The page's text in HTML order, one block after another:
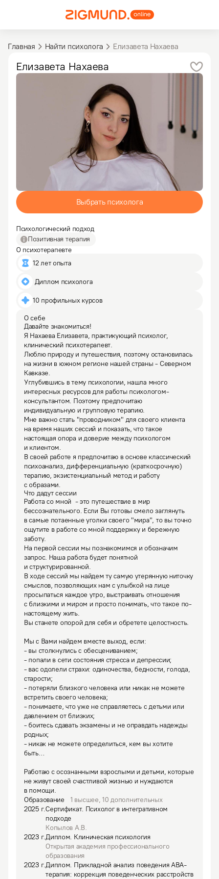
Главная Найти психолога Елизавета Нахаева
Елизавета Нахаева
Выбрать психолога
Психологический подход
Позитивная терапия
О психотерапевте
12 лет опыта
Диплом психолога
10 профильных курсов
О себе
Давайте знакомиться!
Я Нахаева Елизавета, практикующий психолог,
клинический психотерапевт.
Люблю природу и путешествия, поэтому остановилась
на жизни в южном регионе нашей страны - Северном
Кавказе.
Углубившись в тему психологии, нашла много
интересных ресурсов для работы психологом-
консультантом. Поэтому предпочитаю
индивидуальную и групповую терапию.
Мне важно стать "проводником" для своего клиента
на время наших сессий и показать, что такое
настоящая опора и доверие между психологом
и клиентом.
В своей работе я предпочитаю в основе классический
психоанализ, дифференциальную (краткосрочную)
терапию, экзистенциальный метод и работу
с образами.
Что дадут сессии
Работа со мной  - это путешествие в мир
бессознательного. Если Вы готовы смело заглянуть
в самые потаенные уголки своего "мира", то вы точно
ощутите в работе со мной поддержку и бережную
заботу.
На первой сессии мы познакомимся и обозначим
запрос. Наша работа будет понятной
и структурированной.
В ходе сессий мы найдем ту самую утерянную ниточку
смыслов, позволяющих нам с улыбкой на лице
просыпаться каждое утро, выстраивать отношения
с близкими и миром и просто понимать, что такое по-
настоящему жить.
Вы станете опорой для себя и обретете целостность.
Мы с Вами найдем вместе выход, если:
- вы столкнулись с обесцениванием;
- попали в сети состояния стресса и депрессии;
- вас одолели страхи: одиночества, бедности, голода,
старости;
- потеряли близкого человека или никак не можете
встретить своего человека;
- понимаете, что уже не справляетесь с детьми или
давлением от близких;
- боитесь сдавать экзамены и не оправдать надежды
родных;
- никак не можете определиться, кем вы хотите
быть…
Работаю с осознанными взрослыми и детьми, которые
не живут своей счастливой жизнью и нуждаются
в помощи.
Образование
1 высшее,10 дополнительных
2025г.Сертификат. Психолог в интегративном
подходе
Копылов А.В.
2023г.Диплом. Клиническая психология
Открытая академия профессионального
образования
2023г.Диплом. Прикладной анализ поведения АВА-
терапия: коррекция поведенческих расстройств